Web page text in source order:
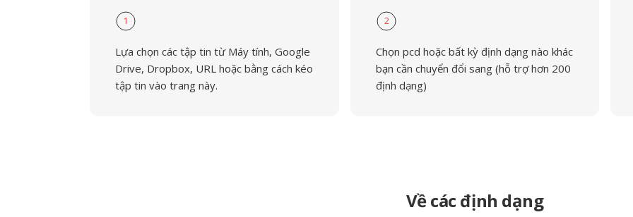
1
Lựa chọn các tập tin từ Máy tính, Google
Drive, Dropbox, URL hoặc bằng cách kéo
tập tin vào trang này.
2
Chọn pcd hoặc bất kỳ định dạng nào khác
bạn cần chuyển đổi sang (hỗ trợ hơn 200
định dạng)
Về các định dạng